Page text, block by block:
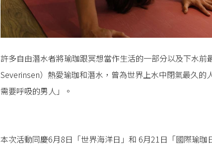
許多自由潛水者將瑜珈跟冥想當作生活的一部分以及下水
Severinsen）熱愛瑜珈和潛水，曾為世界上水中閉氣最久
需要呼吸的男人」。
本次活動同慶6月8日「世界海洋日」和 6月21日「國際瑜